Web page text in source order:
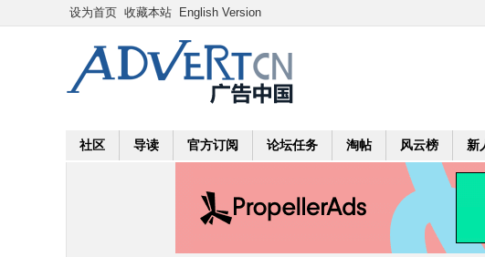
设为首页 收藏本站 English Version
社区 导读 官方订阅 论坛任务 淘帖 风云榜 新